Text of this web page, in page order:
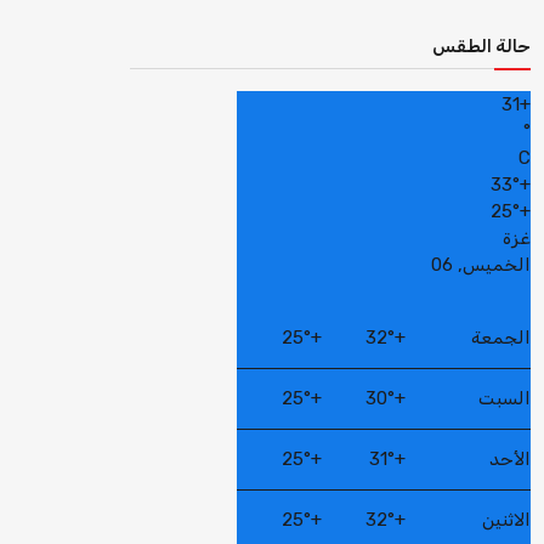
حالة الطقس
+
31
°
C
+
33°
+
25°
غزة
الخميس, 06
الجمعة +
32°
+
25°
السبت +
30°
+
25°
الأحد +
31°
+
25°
الاثنين +
32°
+
25°